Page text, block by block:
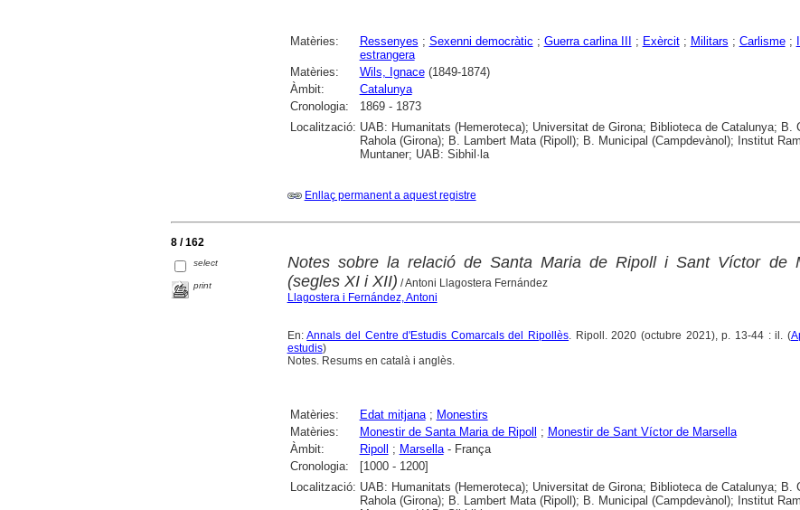
Matèries: Ressenyes ; Sexenni democràtic ; Guerra carlina III ; Exèrcit; Militars ; Carlisme;
estrangera
Matèries:
Wils, Ignace(1849-1874)
Àmbit:
Catalunya
Cronologia:
1869 - 1873
Localització: UAB: Humanitats (Hemeroteca); Universitat de Girona; Biblioteca de Catalunya; B.
Rahola (Girona); B. Lambert Mata (Ripoll); B. Municipal (Campdevànol); Institut
Muntaner; UAB: Sibhil·la
Enllaç permanent a aquest registre
8 / 162
select
print
Notes sobre la relació de Santa Maria de Ripoll i Sant Víctor de
(segles XI i XII) / Antoni Llagostera Fernández
Llagostera i Fernández, Antoni
En:Annals del Centre d'Estudis Comarcals del Ripollès . Ripoll. 2020 (octubre 2021), p. 13-44 : il. (
estudis)
Notes. Resums en català i anglès.
Matèries: Edat mitjana; Monestirs
Matèries:
Monestir de Santa Maria de Ripoll ; Monestir de Sant Víctor de Marsella
Àmbit:
Ripoll ; Marsella- França
Cronologia:
[1000 - 1200]
Localització: UAB: Humanitats (Hemeroteca); Universitat de Girona; Biblioteca de Catalunya; B.
Rahola (Girona); B. Lambert Mata (Ripoll); B. Municipal (Campdevànol); Institut